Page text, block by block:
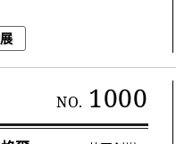
NO. 1000